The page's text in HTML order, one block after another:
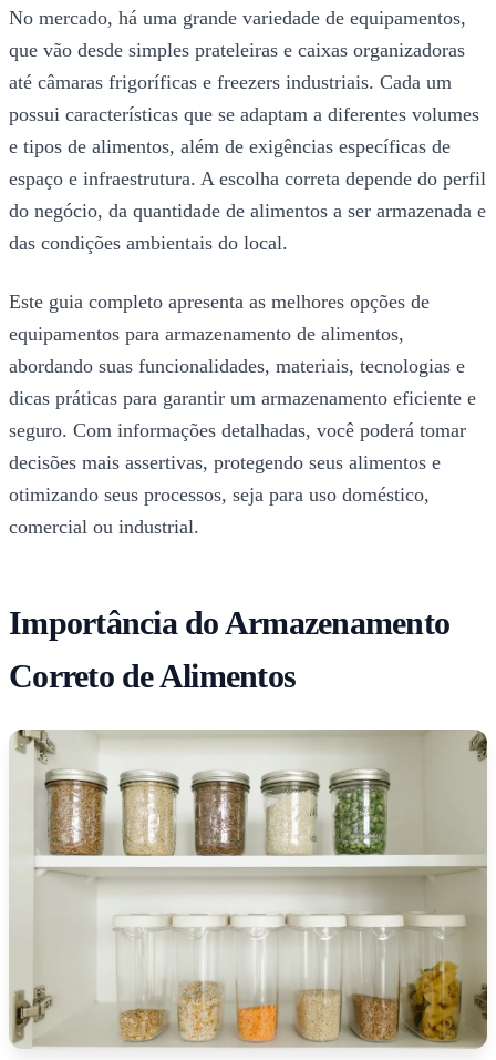
No mercado, há uma grande variedade de equipamentos,
que vão desde simples prateleiras e caixas organizadoras
até câmaras frigoríficas e freezers industriais. Cada um
possui características que se adaptam a diferentes volumes
e tipos de alimentos, além de exigências específicas de
espaço e infraestrutura. A escolha correta depende do perfil
do negócio, da quantidade de alimentos a ser armazenada e
das condições ambientais do local.
Este guia completo apresenta as melhores opções de
equipamentos para armazenamento de alimentos,
abordando suas funcionalidades, materiais, tecnologias e
dicas práticas para garantir um armazenamento eficiente e
seguro. Com informações detalhadas, você poderá tomar
decisões mais assertivas, protegendo seus alimentos e
otimizando seus processos, seja para uso doméstico,
comercial ou industrial.
Importância do Armazenamento
Correto de Alimentos